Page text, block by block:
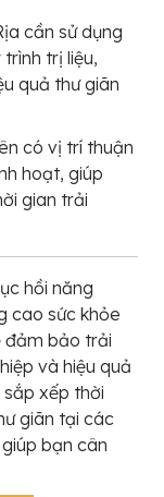
cần sử dụng
trị liệu,
quả thư giãn
có vị trí thuận
hoạt, giúp
gian trải
hồi năng
cao sức khỏe
đảm bảo trải
và hiệu quả
xếp thời
giãn tại các
bạn cân